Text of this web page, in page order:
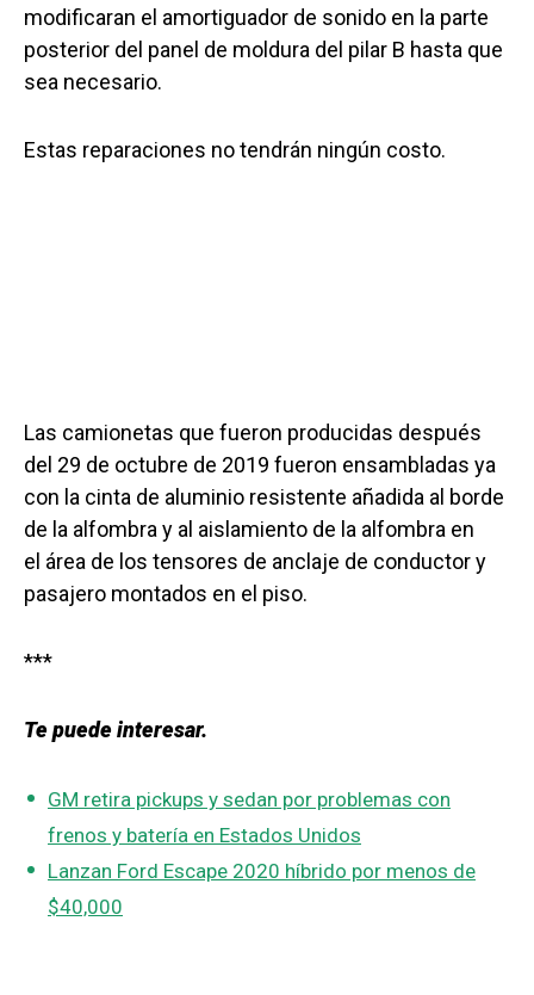
modificaran el amortiguador de sonido en la parte
posterior del panel de moldura del pilar B hasta que
sea necesario.
Estas reparaciones no tendrán ningún costo.
Las camionetas que fueron producidas después
del 29 de octubre de 2019 fueron ensambladas ya
con la cinta de aluminio resistente añadida al borde
de la alfombra y al aislamiento de la alfombra en
el área de los tensores de anclaje de conductor y
pasajero montados en el piso.
***
Te puede interesar.
GM retira pickups y sedan por problemas con
frenos y batería en Estados Unidos
Lanzan Ford Escape 2020 híbrido por menos de
$40,000